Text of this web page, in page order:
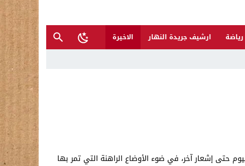
رياضة ارشيف جريدة النهار
الاخيرة
الموصل تغرق قرى شمال نينوى والأهالي يستغيثون
حتى إشعار آخر، في ضوء الأوضاع الراهنة التي تمر بها